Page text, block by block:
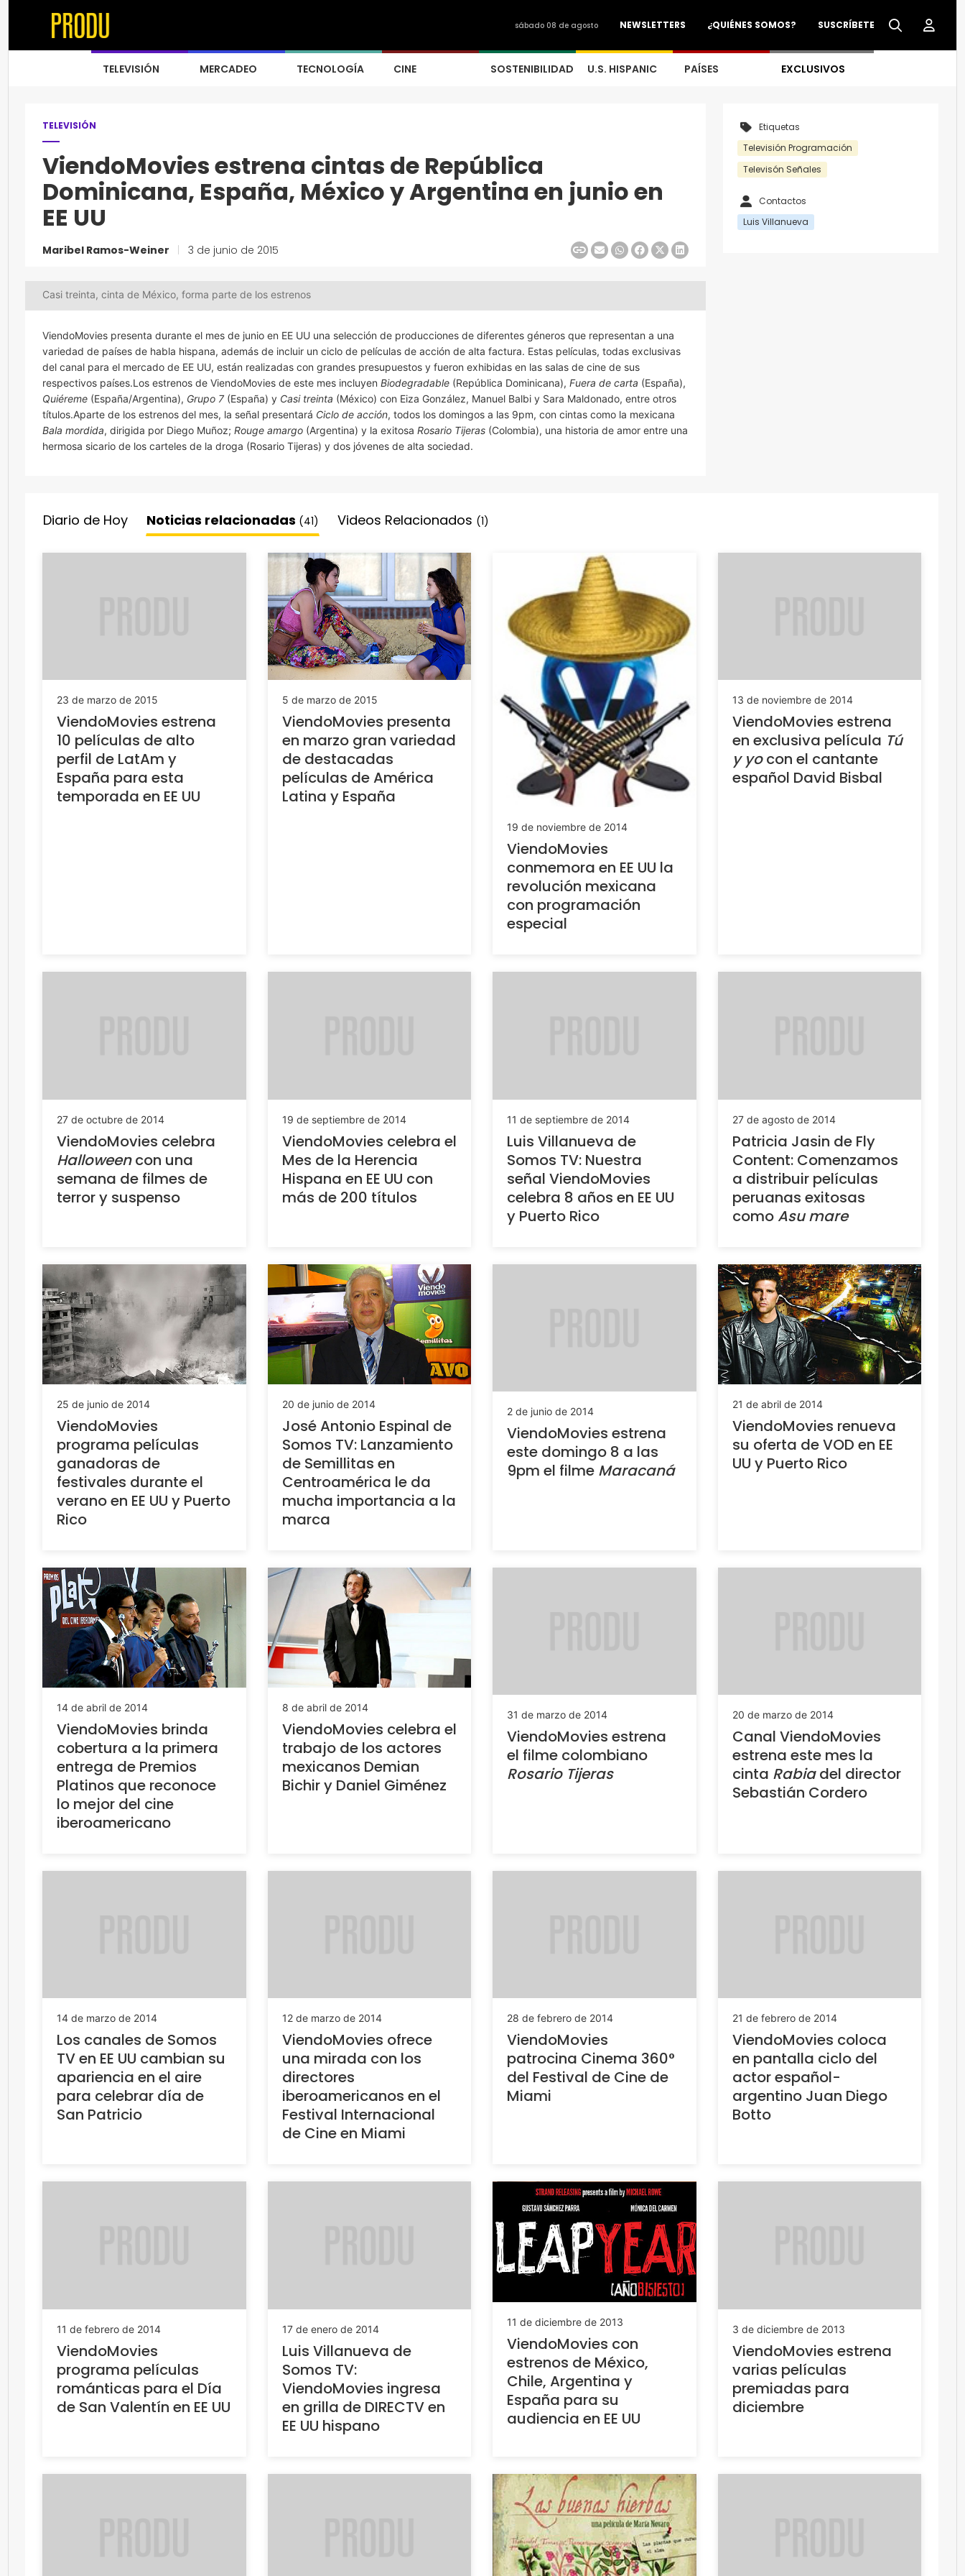
SUSCRÍBETE
¿QUIÉNES SOMOS?
NEWSLETTERS
sábado 08 de agosto
TELEVISIÓN MERCADEO TECNOLOGÍA CINE SOSTENIBILIDAD U.S. HISPANIC PAÍSES EXCLUSIVOS
TELEVISIÓN
ViendoMovies estrena cintas de República
Dominicana, España, México y Argentina en junio en
EE UU
Maribel Ramos-Weiner 3 de junio de 2015
Casi treinta, cinta de México, forma parte de los estrenos
ViendoMovies presenta durante el mes de junio en EE UU una selección de producciones de diferentes géneros que representan a una
variedad de países de habla hispana, además de incluir un ciclo de películas de acción de alta factura. Estas películas, todas exclusivas
del canal para el mercado de EE UU, están realizadas con grandes presupuestos y fueron exhibidas en las salas de cine de sus
respectivos países.Los estrenos de ViendoMovies de este mes incluyen Biodegradable (República Dominicana), Fuera de carta (España),
Quiéreme (España/Argentina), Grupo 7(España) y Casi treinta (México) con Eiza González, Manuel Balbi y Sara Maldonado, entre otros
títulos.Aparte de los estrenos del mes, la señal presentará Ciclo de acción, todos los domingos a las 9pm, con cintas como la mexicana
Bala mordida, dirigida por Diego Muñoz; Rouge amargo (Argentina) y la exitosa Rosario Tijeras (Colombia), una historia de amor entre una
hermosa sicario de los carteles de la droga (Rosario Tijeras) y dos jóvenes de alta sociedad.
Etiquetas
Televisión Programación
Televisón Señales
Contactos
Luis Villanueva
Diario de Hoy Noticias relacionadas (41) Videos Relacionados (1)
23 de marzo de 2015
ViendoMovies estrena
10 películas de alto
perfil de LatAm y
España para esta
temporada en EE UU
5 de marzo de 2015
ViendoMovies presenta
en marzo gran variedad
de destacadas
películas de América
Latina y España
19 de noviembre de 2014
ViendoMovies
conmemora en EE UU la
revolución mexicana
con programación
especial
13 de noviembre de 2014
ViendoMovies estrena
en exclusiva película Tú
y yocon el cantante
español David Bisbal
27 de octubre de 2014
ViendoMovies celebra
Halloweencon una
semana de filmes de
terror y suspenso
19 de septiembre de 2014
ViendoMovies celebra el
Mes de la Herencia
Hispana en EE UU con
más de 200 títulos
11 de septiembre de 2014
Luis Villanueva de
Somos TV: Nuestra
señal ViendoMovies
celebra 8 años en EE UU
y Puerto Rico
27 de agosto de 2014
Patricia Jasin de Fly
Content: Comenzamos
a distribuir películas
peruanas exitosas
como Asu mare
25 de junio de 2014
ViendoMovies
programa películas
ganadoras de
festivales durante el
verano en EE UU y Puerto
Rico
20 de junio de 2014
José Antonio Espinal de
Somos TV: Lanzamiento
de Semillitas en
Centroamérica le da
mucha importancia a la
marca
2 de junio de 2014
ViendoMovies estrena
este domingo 8 a las
9pm el filme Maracaná
21 de abril de 2014
ViendoMovies renueva
su oferta de VOD en EE
UU y Puerto Rico
14 de abril de 2014
ViendoMovies brinda
cobertura a la primera
entrega de Premios
Platinos que reconoce
lo mejor del cine
iberoamericano
8 de abril de 2014
ViendoMovies celebra el
trabajo de los actores
mexicanos Demian
Bichir y Daniel Giménez
31 de marzo de 2014
ViendoMovies estrena
el filme colombiano
Rosario Tijeras
20 de marzo de 2014
Canal ViendoMovies
estrena este mes la
cinta Rabiadel director
Sebastián Cordero
14 de marzo de 2014
Los canales de Somos
TV en EE UU cambian su
apariencia en el aire
para celebrar día de
San Patricio
12 de marzo de 2014
ViendoMovies ofrece
una mirada con los
directores
iberoamericanos en el
Festival Internacional
de Cine en Miami
28 de febrero de 2014
ViendoMovies
patrocina Cinema 360°
del Festival de Cine de
Miami
21 de febrero de 2014
ViendoMovies coloca
en pantalla ciclo del
actor español-
argentino Juan Diego
Botto
11 de febrero de 2014
ViendoMovies
programa películas
románticas para el Día
de San Valentín en EE UU
17 de enero de 2014
Luis Villanueva de
Somos TV:
ViendoMovies ingresa
en grilla de DIRECTV en
EE UU hispano
11 de diciembre de 2013
ViendoMovies con
estrenos de México,
Chile, Argentina y
España para su
audiencia en EE UU
3 de diciembre de 2013
ViendoMovies estrena
varias películas
premiadas para
diciembre